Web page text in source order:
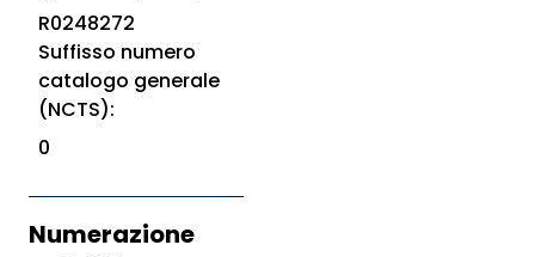
R0248272
Suffisso numero
catalogo generale
(NCTS):
0
Numerazione